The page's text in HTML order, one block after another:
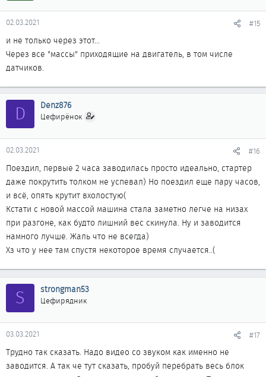
02.03.2021 #15
и не только через этот...
Через все "массы" приходящие на двигатель, в том числе
датчиков.
D Denz876
Цефирёнок
02.03.2021 #16
Поездил, первые 2 часа заводилась просто идеально, стартер
даже покрутить толком не успевал) Но поездил еще пару часов,
и всё, опять крутит вхолостую(
Кстати с новой массой машина стала заметно легче на низах
при разгоне, как будто лишний вес скинула. Ну и заводится
намного лучше. Жаль что не всегда)
Хз что у нее там спустя некоторое время случается..(
S strongman53
Цефирядник
03.03.2021 #17
Трудно так сказать. Надо видео со звуком как именно не
заводится. А так че тут сказать, пробуй перебрать весь блок